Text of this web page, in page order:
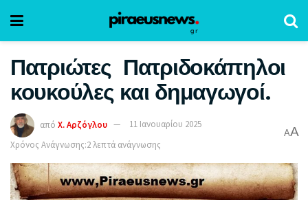
Πατριώτες Πατριδοκάπηλοι
κουκούλες και δημαγωγοί.
από Χ. Αρζόγλου
11 Ιανουαρίου 2025
Χρόνος Ανάγνωσης:2 λεπτά ανάγνωσης
AA